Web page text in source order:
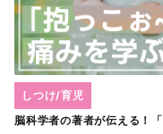
脳科学者の著者が伝える！
しつけ/育児